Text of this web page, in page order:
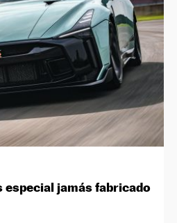
especial jamás fabricado